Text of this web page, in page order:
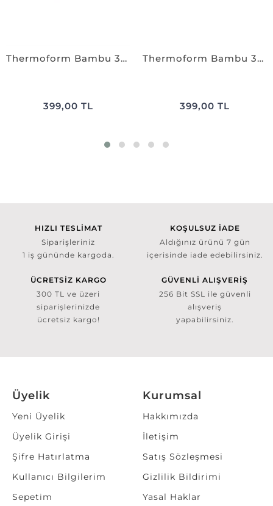
Thermoform Bambu 3Lü Patik Çorap SİYAH
399,00 TL
Thermoform Bambu 3Lü Patik Çorap BEYAZ
399,00 TL
HIZLI TESLİMAT
Siparişleriniz
1 iş gününde kargoda.
KOŞULSUZ İADE
Aldığınız ürünü 7 gün
içerisinde iade edebilirsiniz.
ÜCRETSİZ KARGO
300 TL ve üzeri
siparişlerinizde
ücretsiz kargo!
GÜVENLİ ALIŞVERİŞ
256 Bit SSL ile güvenli
alışveriş
yapabilirsiniz.
Üyelik
Yeni Üyelik
Üyelik Girişi
Şifre Hatırlatma
Kullanıcı Bilgilerim
Sepetim
Kurumsal
Hakkımızda
İletişim
Satış Sözleşmesi
Gizlilik Bildirimi
Yasal Haklar